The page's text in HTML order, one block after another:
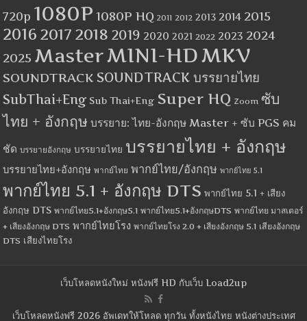
720p 1080P 1080P HQ 2011 2012 2013 2014 2015
2016 2017 2018 2019 2020 2021 2022 2023 2024
2025 MasterMINI-HDMKV
SOUNDTRACK SOUNDTRACK บรรยายไทย
SubThai+Eng Sub Thai+Eng Super HQ Zoom ซับ
ไทย + อังกฤษ บรรยาย: ไทย-อังกฤษ Master + ซับ PGS คม
ชัด บรรยายอังกฤษ บรรยายไทย บรรยายไทย + อังกฤษ
บรรยายไทย+อังกฤษ พากย์ไทย พากย์ไทย/อังกฤษ พากย์ไทย 5.1
พากย์ไทย 5.1 + อังกฤษ DTS พากย์ไทย 5.1 + เสียง
อังกฤษ DTS พากย์ไทย5.1+อังกฤษ5.1 พากย์ไทย5.1+อังกฤษDTS พากย์ไทย มาสเตอร์
+ เสียงอังกฤษ DTS พากย์ไทยโรง พากย์ไทยโรง 2.0 + เสียงอังกฤษ 5.1 เสียงอังกฤษ
DTS เสียงไทยโรง
เว็บโหลดหนังใหม่ หนังฟรี HD กับเว็บ Load2up
เว็บโหลดหนังฟรี 2026 อัพเดทให้โหลด ทุกวัน ทั้งหนังไทย หนังต่างประเทศ